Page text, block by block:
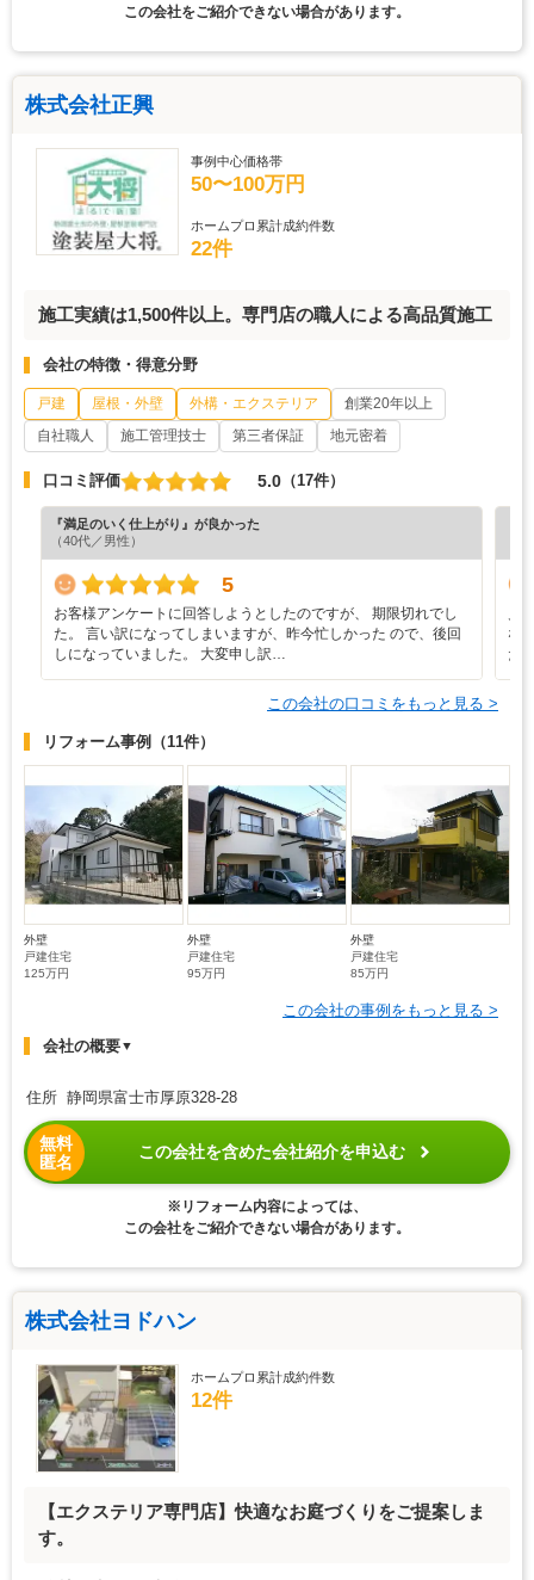
この会社をご紹介できない場合があります。
株式会社正興
事例中心価格帯
50〜100万円
ホームプロ累計成約件数
22件
施工実績は1,500件以上。専門店の職人による高品質施工
会社の特徴・得意分野
戸建 屋根・外壁 外構・エクステリア
創業20年以上
自社職人
施工管理技士 第三者保証 地元密着
口コミ評価 5.0 （17件）
『満足のいく仕上がり』が良かった
（40代／男性）
5
お客様アンケートに回答しようとしたのですが、 期限切れでし
た。 言い訳になってしまいますが、昨今忙しかった ので、後回
しになっていました。 大変申し訳…
な
た
この会社の口コミをもっと見る >
リフォーム事例 （11件）
外壁
戸建住宅
125万円
外壁
戸建住宅
95万円
外壁
戸建住宅
85万円
この会社の事例をもっと見る >
会社の概要▼
住所 静岡県富士市厚原328-28
無料
匿名
この会社を含めた会社紹介を申込む
※リフォーム内容によっては、
この会社をご紹介できない場合があります。
株式会社ヨドハン
ホームプロ累計成約件数
12件
【エクステリア専門店】快適なお庭づくりをご提案しま
す。